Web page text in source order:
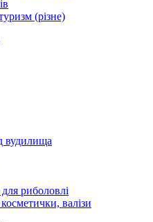
(різне)
вудилища
риболовлі
валізи